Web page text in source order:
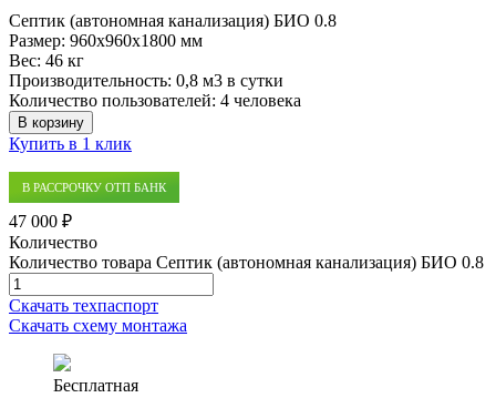
Септик (автономная канализация) БИО 0.8
Размер: 960x960x1800 мм
Вес: 46 кг
Производительность: 0,8 м3 в сутки
Количество пользователей: 4 человека
В корзину
Купить в 1 клик
В РАССРОЧКУ ОТП БАНК
47 000 ₽
Количество
Количество товара Септик (автономная канализация) БИО 0.8
Скачать техпаспорт
Скачать схему монтажа
Бесплатная